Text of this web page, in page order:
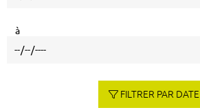
à
FILTRER PAR DATE